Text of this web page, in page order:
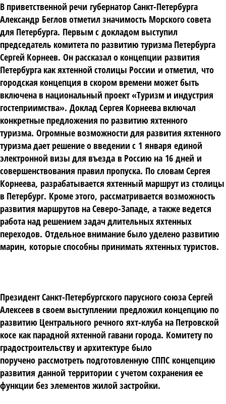
В приветственной речи губернатор Санкт-Петербурга
Александр Беглов отметил значимость Морского совета
для Петербурга. Первым с докладом выступил
председатель комитета по развитию туризма Петербурга
Сергей Корнеев. Он рассказал о концепции развития
Петербурга как яхтенной столицы России и отметил, что
городская концепция в скором времени может быть
включена в национальный проект «Туризм и индустрия
гостеприимства». Доклад Сергея Корнеева включал
конкретные предложения по развитию яхтенного
туризма. Огромные возможности для развития яхтенного
туризма дает решение о введении с 1 января единой
электронной визы для въезда в Россию на 16 дней и
совершенствования правил пропуска. По словам Сергея
Корнеева, разрабатывается яхтенный маршрут из столицы
в Петербург. Кроме этого, рассматривается возможность
развития маршрутов на Северо-Западе, а также ведется
работа над решением задач длительных яхтенных
переходов. Отдельное внимание было уделено развитию
марин, которые способны принимать яхтенных туристов.
Президент Санкт-Петербургского парусного союза Сергей
Алексеев в своем выступлении предложил концепцию по
развитию Центрального речного яхт-клуба на Петровской
косе как парадной яхтенной гавани города. Комитету по
градостроительству и архитектуре было
поручено рассмотреть подготовленную СППС концепцию
развития данной территории с учетом сохранения ее
функции без элементов жилой застройки.